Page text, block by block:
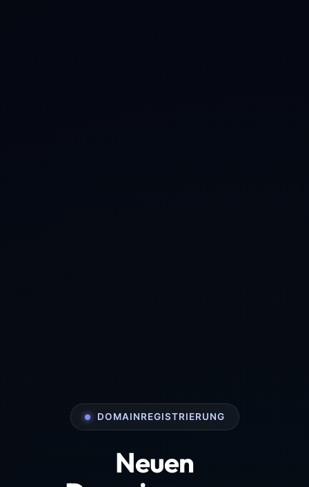
DOMAINREGISTRIERUNG
Neuen